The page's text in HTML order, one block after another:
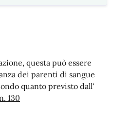
questa può essere
dei parenti di sangue
quanto previsto dall'
130